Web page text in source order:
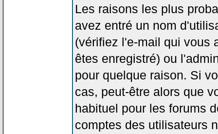
Les raisons les plus
avez entré un nom
(vérifiez l'e-mail qui vous
êtes enregistré) ou
pour quelque raison. Si
cas, peut-être alors que
habituel pour les forums
comptes des utilisateurs